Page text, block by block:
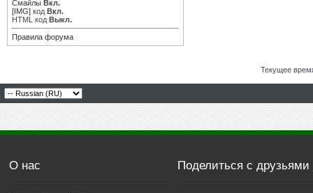
Смайлы Вкл.
[IMG] код Вкл.
HTML код Выкл.
Правила форума
Текущее
О нас Поделиться с друзьями